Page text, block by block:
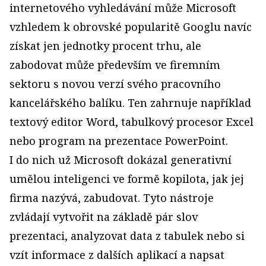
internetového vyhledávání může Microsoft
vzhledem k obrovské popularitě Googlu navíc
získat jen jednotky procent trhu, ale
zabodovat může především ve firemním
sektoru s novou verzí svého pracovního
kancelářského balíku. Ten zahrnuje například
textový editor Word, tabulkový procesor Excel
nebo program na prezentace PowerPoint.
I do nich už Microsoft dokázal generativní
umělou inteligenci ve formě kopilota, jak jej
firma nazývá, zabudovat. Tyto nástroje
zvládají vytvořit na základě pár slov
prezentaci, analyzovat data z tabulek nebo si
vzít informace z dalších aplikací a napsat